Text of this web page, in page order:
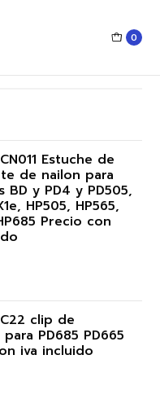
0
Estuche de
de nailon para
BD y PD4 y PD505,
HP505, HP565,
Precio con
clip de
PD685 PD665
iva incluido